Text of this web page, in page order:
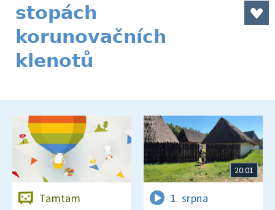
stopách
korunovačních
klenotů
Tamtam
20:01
1. srpna